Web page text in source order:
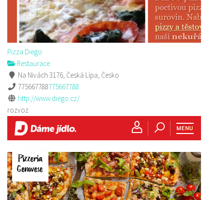
Pizza Diego
Restaurace
Na Nivách 3176, Česká Lípa, Česko
775667788775667788
http://www.diego.cz/
rozvoz